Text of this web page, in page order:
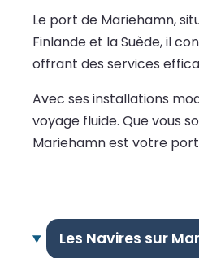
Le port de Mariehamn,
Finlande et la Suède, il
offrant des services
Avec ses installations
voyage fluide. Que vous
Mariehamn est votre
Les Navires sur